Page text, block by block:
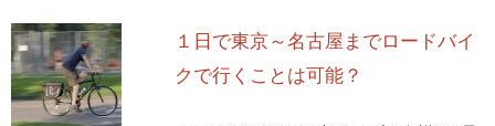
１日で東京～名古屋までロードバイ
クで行くことは可能？